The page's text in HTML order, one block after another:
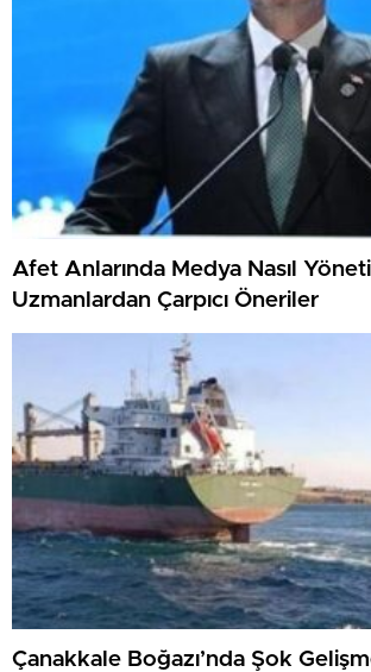
Afet Anlarında Medya Nasıl
Uzmanlardan Çarpıcı Öneriler
Çanakkale Boğazı’nda Şok